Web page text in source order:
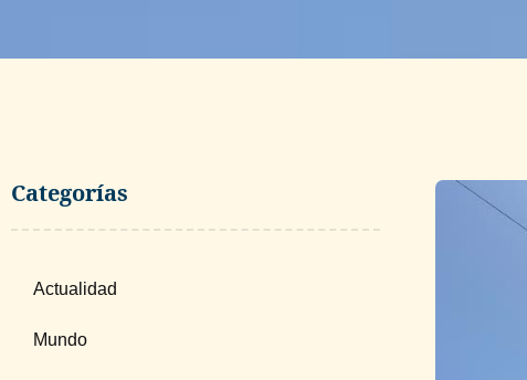
Categorías
Actualidad
Mundo